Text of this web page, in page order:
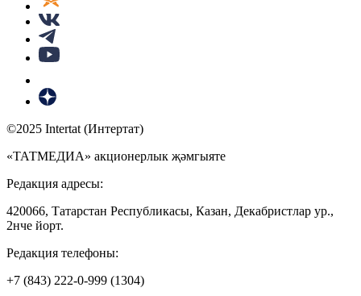
©2025 Intertat (Интертат)
«ТАТМЕДИА» акционерлык җәмгыяте
Редакция адресы:
420066, Татарстан Республикасы, Казан, Декабристлар ур.,
2нче йорт.
Редакция телефоны:
+7 (843) 222-0-999 (1304)